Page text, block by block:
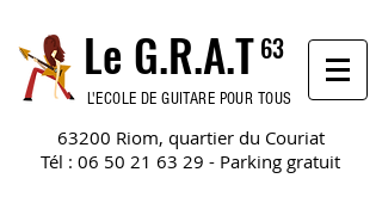
63200 Riom, quartier du Couriat
Tél : 06 50 21 63 29 - Parking gratuit
Le G.R.A.T
L'ECOLE DE GUITARE POUR TOUS
63